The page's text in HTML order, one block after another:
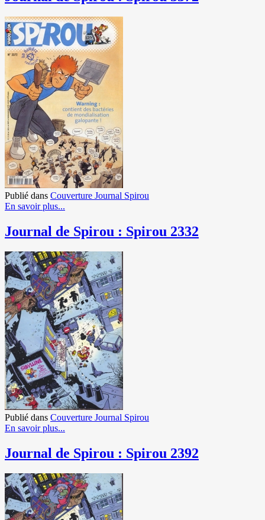
Publié dans Couverture Journal Spirou
En savoir plus...
Journal de Spirou : Spirou 2332
Publié dans Couverture Journal Spirou
En savoir plus...
Journal de Spirou : Spirou 2392